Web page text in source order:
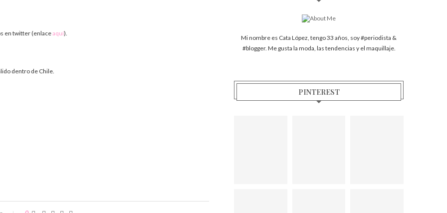
en twitter (enlaceaquí).
dentro de Chile.
Mi nombre es Cata López, tengo 33 años, soy #periodista &
#blogger. Me gusta la moda, las tendencias y el maquillaje.
PINTEREST